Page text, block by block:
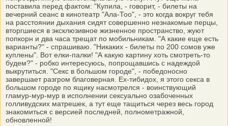
поставила перед фактом: "Купила, - говорит, - билеты на
вечерний сеанс в кинотеатр "Ала-Тоо", - это когда вокруг тебя
на расстоянии дыхания сидят совершенно незнакомые перцы,
вторгшиеся в эксклюзивное жизненное пространство, жуют
попкорн и два часа трещат по мобильникам. "А какие еще есть
варианты?" - спрашиваю. "Никаких - билеты по 200 сомов уже
куплены". Вот елки-палки! "А какую картину хоть смотреть-то
будем?" - робко интересуюсь, попрощавшись с надеждой
выкрутиться. "Секс в большом городе", - победоносно
завершает разгром благоверная. Ех-тибидох, я этого секса в
большом городе по ящику насмотрелся - воинствующий
гламур-мур-мур в исполнении сексуально озабоченных
голливудских матрешек, а тут еще тащиться через весь город
знакомиться с версией последней, полнометражной,
обновленной!